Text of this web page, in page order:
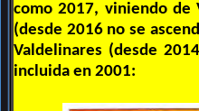
como 2017, viniendo de
(desde 2016 no se
Valdelinares (desde
incluida en 2001: